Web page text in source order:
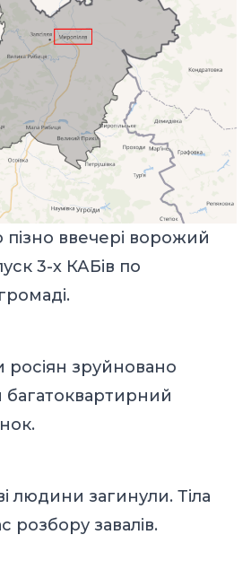
ввечері ворожий
3-х КАБів по
росіян зруйновано
людини загинули. Тіла
розбору завалів.